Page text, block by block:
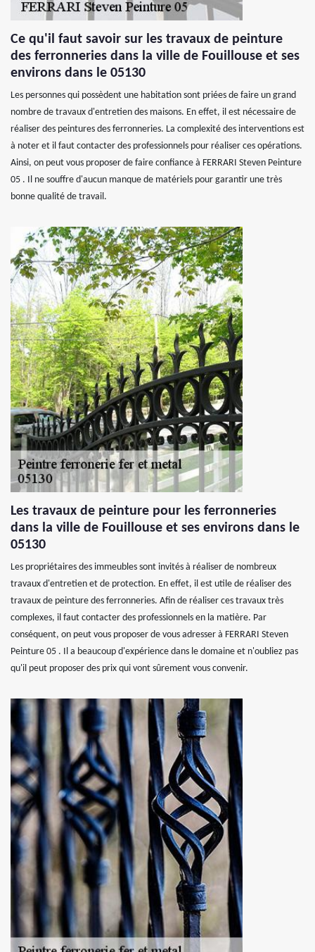
Ce qu'il faut savoir sur les travaux de peinture
des ferronneries dans la ville de Fouillouse et ses
environs dans le 05130
Les personnes qui possèdent une habitation sont priées de faire un grand
nombre de travaux d'entretien des maisons. En effet, il est nécessaire de
réaliser des peintures des ferronneries. La complexité des interventions est
à noter et il faut contacter des professionnels pour réaliser ces opérations.
Ainsi, on peut vous proposer de faire confiance à FERRARI Steven Peinture
05 . Il ne souffre d'aucun manque de matériels pour garantir une très
bonne qualité de travail.
Les travaux de peinture pour les ferronneries
dans la ville de Fouillouse et ses environs dans le
05130
Les propriétaires des immeubles sont invités à réaliser de nombreux
travaux d'entretien et de protection. En effet, il est utile de réaliser des
travaux de peinture des ferronneries. Afin de réaliser ces travaux très
complexes, il faut contacter des professionnels en la matière. Par
conséquent, on peut vous proposer de vous adresser à FERRARI Steven
Peinture 05 . Il a beaucoup d'expérience dans le domaine et n'oubliez pas
qu'il peut proposer des prix qui vont sûrement vous convenir.